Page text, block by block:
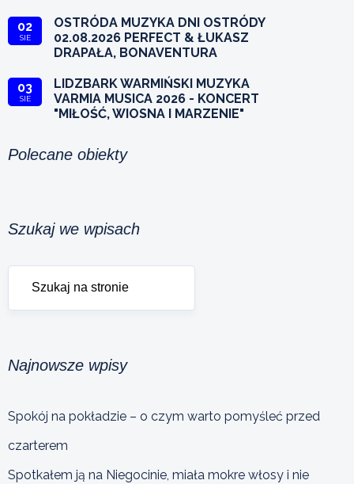
02
SIE
OSTRÓDA MUZYKA DNI OSTRÓDY
02.08.2026 PERFECT & ŁUKASZ
DRAPAŁA, BONAVENTURA
03
SIE
LIDZBARK WARMIŃSKI MUZYKA
VARMIA MUSICA 2026 - KONCERT
"MIŁOŚĆ, WIOSNA I MARZENIE"
Polecane obiekty
Szukaj we wpisach
Najnowsze wpisy
Spokój na pokładzie – o czym warto pomyśleć przed
czarterem
Spotkałem ją na Niegocinie, miała mokre włosy i nie